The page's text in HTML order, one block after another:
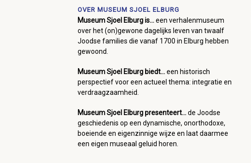
OVER MUSEUM SJOEL ELBURG
Museum Sjoel Elburg is...een verhalenmuseum
over het (on)gewone dagelijks leven van twaalf
Joodse families die vanaf 1700 in Elburg hebben
gewoond.
Museum Sjoel Elburg biedt...een historisch
perspectief voor een actueel thema: integratie en
verdraagzaamheid.
Museum Sjoel Elburg presenteert...de Joodse
geschiedenis op een dynamische, onorthodoxe,
boeiende en eigenzinnige wijze en laat daarmee
een eigen museaal geluid horen.